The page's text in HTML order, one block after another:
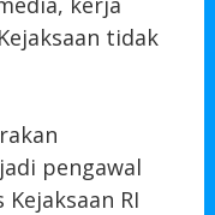
tidak
pengawal
RI